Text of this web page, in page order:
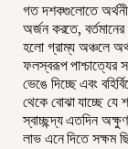
গত দশকগুলোতে
অর্জন করতে,
হলো গ্রাম্য অঞ্চলে
ফলস্বরূপ পাশ্চাত্যের
ভেঙে দিচ্ছে এবং
থেকে বোঝা যাচ্ছে যে
স্বাচ্ছন্দ্য এতদিন
লাভ এনে দিতে সক্ষম